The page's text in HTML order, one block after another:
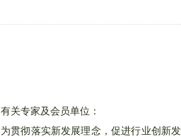
有关专家及会员单位：
为贯彻落实新发展理念，促进行业创新